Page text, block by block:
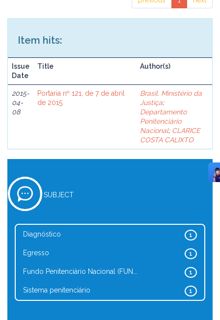
Item hits:
Issue
Date
Title Author(s)
2015-
04-
08
Portaria nº 121, de 7 de abril
de 2015
Brasil. Ministério da
Justiça;
Departamento
Penitenciário
Nacional; CLARICE
COSTA CALIXTO
SUBJECT
1
Diagnóstico
1
Egresso
1
Fundo Penitenciário Nacional (FUN...
1
Sistema penitenciário